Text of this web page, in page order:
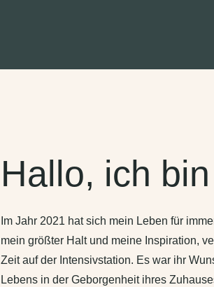
Hallo, ich
Im Jahr 2021 hat sich mein Leben für
mein größter Halt und meine Inspiration,
Zeit auf der Intensivstation. Es war ihr
Lebens in der Geborgenheit ihres